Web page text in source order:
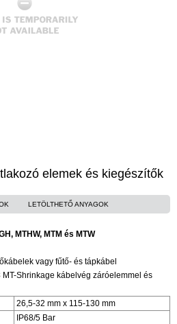
elemek és kiegészítők
LETÖLTHETŐ ANYAGOK
MTHW, MTM és MTW
vagy fűtő- és tápkábel
Shrinkage kábelvég záróelemmel és
26,5-32 mm x 115-130 mm
IP68/5 Bar